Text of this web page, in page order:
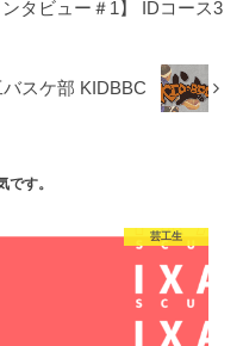
タビュー＃1】 IDコース3
スケ部 KIDBBC
です。
芸工生